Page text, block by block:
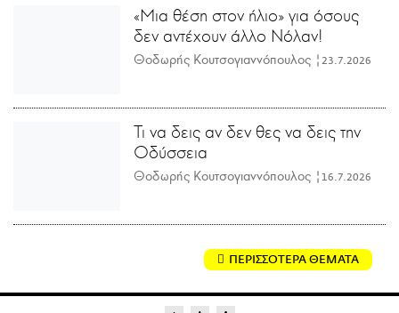
«Μια θέση στον ήλιο» για όσους
δεν αντέχουν άλλο Νόλαν!
Θοδωρής Κουτσογιαννόπουλος | 23.7.2026
Τι να δεις αν δεν θες να δεις την
Οδύσσεια
Θοδωρής Κουτσογιαννόπουλος | 16.7.2026
ΠΕΡΙΣΣΟΤΕΡΑ ΘΕΜΑΤΑ